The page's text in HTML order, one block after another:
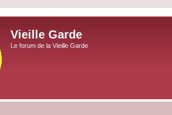
Vieille Garde
Le forum de la Vieille Garde